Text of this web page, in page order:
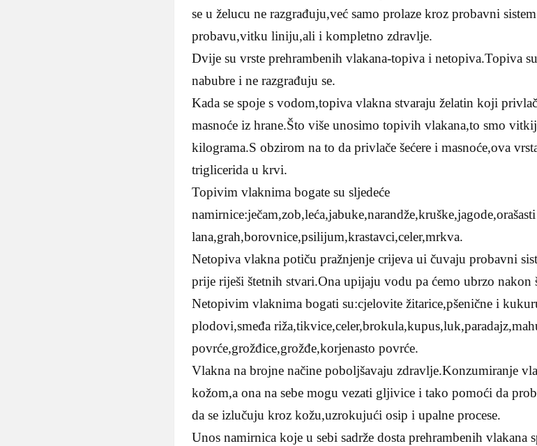
se u želucu ne razgrađuju,već samo prolaze kroz probavni
probavu,vitku liniju,ali i kompletno zdravlje.
Dvije su vrste prehrambenih vlakana-topiva i netopiva.Topiva
nabubre i ne razgrađuju se.
Kada se spoje s vodom,topiva vlakna stvaraju želatin koji
masnoće iz hrane.Što više unosimo topivih vlakana,to smo
kilograma.S obzirom na to da privlače šećere i masnoće,ova
triglicerida u krvi.
Topivim vlaknima bogate su sljedeće
lana,grah,borovnice,psilijum,krastavci,celer,mrkva.
Netopiva vlakna potiču pražnjenje crijeva ui čuvaju probavni
prije riješi štetnih stvari.Ona upijaju vodu pa ćemo ubrzo
Netopivim vlaknima bogati su:cjelovite žitarice,pšenične i
plodovi,smeđa
povrće,grožđice,grožđe,korjenasto povrće.
Vlakna na brojne načine poboljšavaju zdravlje.Konzumiranje
kožom,a ona na sebe mogu vezati gljivice i tako pomoći da
da se izlučuju kroz kožu,uzrokujući osip i upalne procese.
Unos namirnica koje u sebi sadrže dosta prehrambenih vlakana